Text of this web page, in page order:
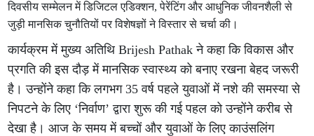
दिवसीय सम्मेलन में डिजिटल एडिक्शन, पेरेंटिंग और आधुनिक जीवनशैली से
जुड़ी मानसिक चुनौतियों पर विशेषज्ञों ने विस्तार से चर्चा की।
कार्यक्रम में मुख्य अतिथि Brijesh Pathak ने कहा कि विकास और
प्रगति की इस दौड़ में मानसिक स्वास्थ्य को बनाए रखना बेहद जरूरी
है। उन्होंने कहा कि लगभग 35 वर्ष पहले युवाओं में नशे की समस्या से
निपटने के लिए ‘निर्वाण’ द्वारा शुरू की गई पहल को उन्होंने करीब से
देखा है। आज के समय में बच्चों और युवाओं के लिए काउंसलिंग